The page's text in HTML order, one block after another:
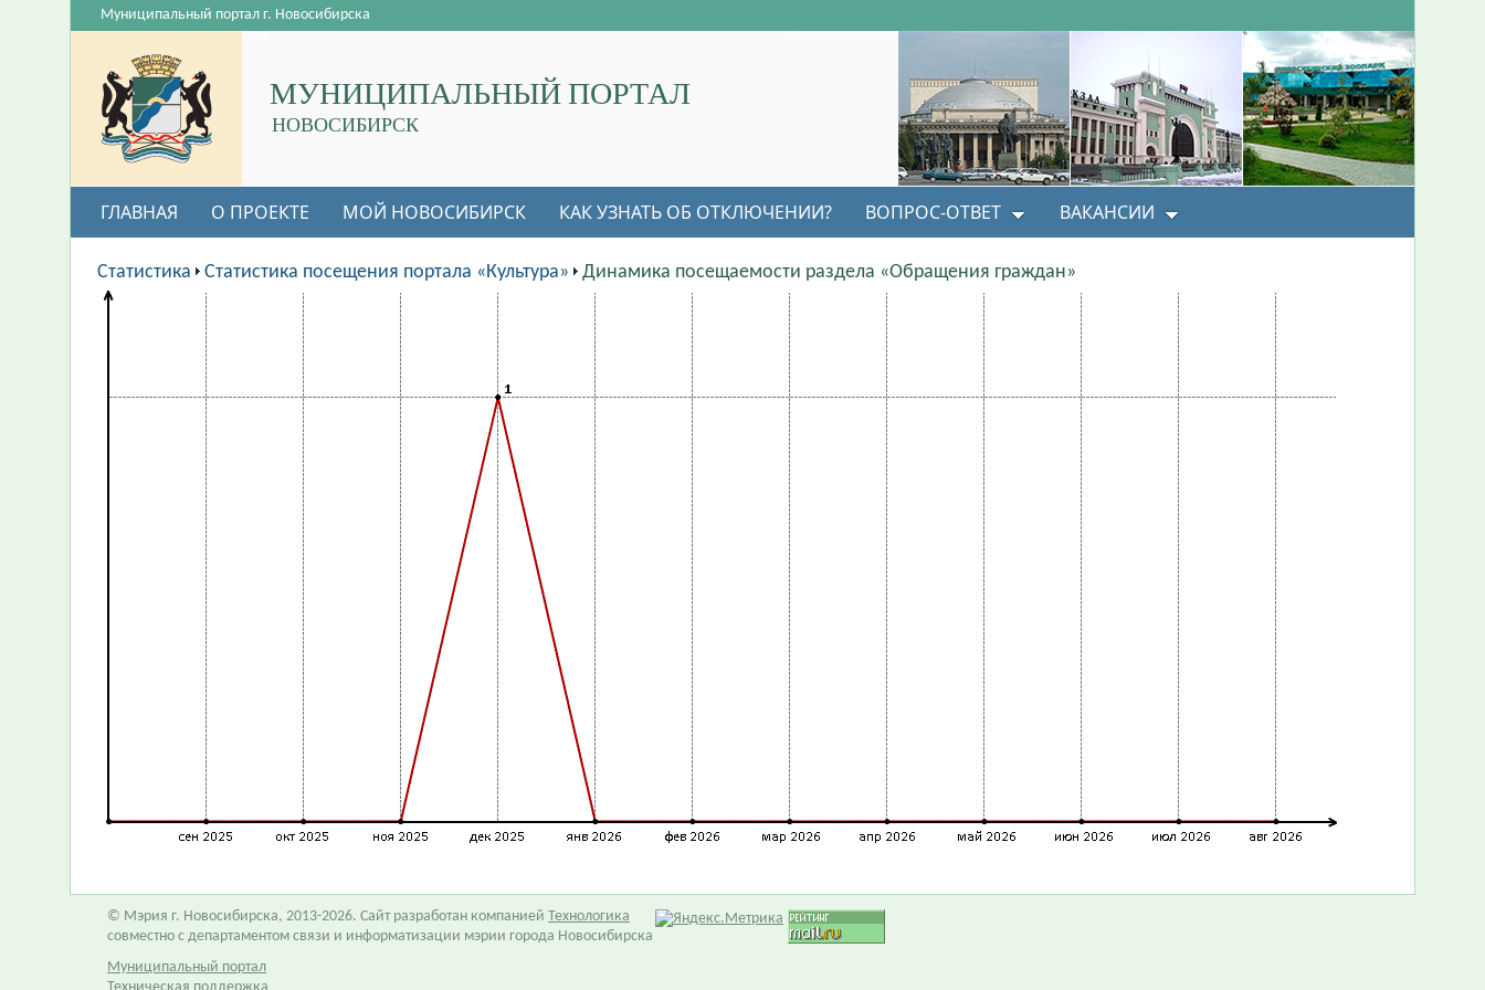
МУНИЦИПАЛЬНЫЙ ПОРТАЛ
НОВОСИБИРСК
Муниципальный портал г. Новосибирска
ГЛАВНАЯ О ПРОЕКТЕ МОЙ НОВОСИБИРСК КАК УЗНАТЬ ОБ ОТКЛЮЧЕНИИ? ВОПРОС-ОТВЕТ ВАКАНСИИ
Статистика Статистика посещения портала «Культура» Динамика посещаемости раздела «Обращения граждан»
© Мэрия г. Новосибирска, 2013-2026. Сайт разработан компанией Технологика
совместно с департаментом связи и информатизации мэрии города Новосибирска
Муниципальный портал